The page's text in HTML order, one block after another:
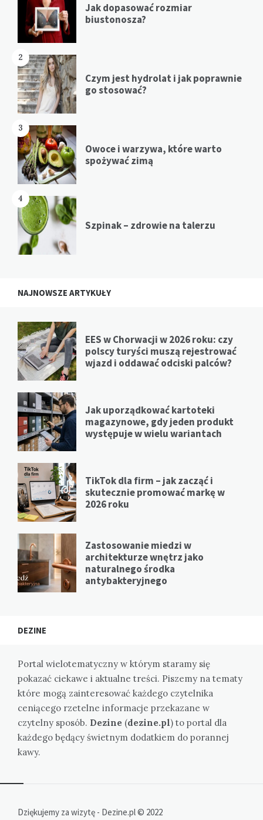
Jak dopasować rozmiar
biustonosza?
2
Czym jest hydrolat i jak poprawnie
go stosować?
3
Owoce i warzywa, które warto
spożywać zimą
4
Szpinak – zdrowie na talerzu
NAJNOWSZE ARTYKUŁY
EES w Chorwacji w 2026 roku: czy
polscy turyści muszą rejestrować
wjazd i oddawać odciski palców?
Jak uporządkować kartoteki
magazynowe, gdy jeden produkt
występuje w wielu wariantach
TikTok dla firm – jak zacząć i
skutecznie promować markę w
2026 roku
Zastosowanie miedzi w
architekturze wnętrz jako
naturalnego środka
antybakteryjnego
DEZINE
Portal wielotematyczny w którym staramy się
pokazać ciekawe i aktualne treści. Piszemy na tematy
które mogą zainteresować każdego czytelnika
ceniącego rzetelne informacje przekazane w
czytelny sposób. Dezine (dezine.pl) to portal dla
każdego będący świetnym dodatkiem do porannej
kawy.
Dziękujemy za wizytę - Dezine.pl © 2022